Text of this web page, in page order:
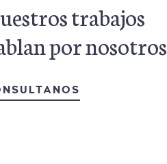
trabajos
por nosotros